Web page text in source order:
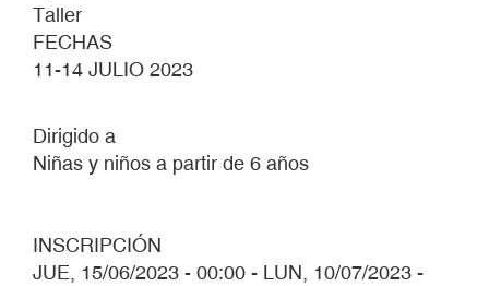
Taller
FECHAS
11-14 JULIO 2023
Dirigido a
Niñas y niños a partir de 6 años
INSCRIPCIÓN
JUE, 15/06/2023 - 00:00 - LUN, 10/07/2023 -